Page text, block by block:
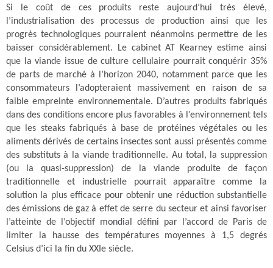
Si le coût de ces produits reste aujourd’hui très élevé,
l’industrialisation des processus de production ainsi que les
progrès technologiques pourraient néanmoins permettre de les
baisser considérablement. Le cabinet AT Kearney estime ainsi
que la viande issue de culture cellulaire pourrait conquérir 35%
de parts de marché à l’horizon 2040, notamment parce que les
consommateurs l’adopteraient massivement en raison de sa
faible empreinte environnementale. D’autres produits fabriqués
dans des conditions encore plus favorables à l’environnement tels
que les steaks fabriqués à base de protéines végétales ou les
aliments dérivés de certains insectes sont aussi présentés comme
des substituts à la viande traditionnelle. Au total, la suppression
(ou la quasi-suppression) de la viande produite de façon
traditionnelle et industrielle pourrait apparaître comme la
solution la plus efficace pour obtenir une réduction substantielle
des émissions de gaz à effet de serre du secteur et ainsi favoriser
l’atteinte de l’objectif mondial défini par l’accord de Paris de
limiter la hausse des températures moyennes à 1,5 degrés
Celsius d’ici la fin du XXIe siècle.